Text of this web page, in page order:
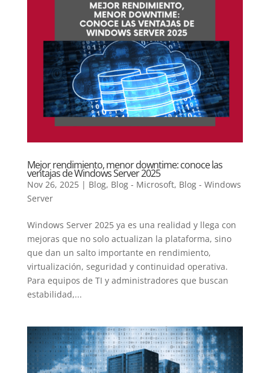
Mejor rendimiento, menor downtime: conoce las
ventajas de Windows Server 2025
Nov 26, 2025| Blog, Blog - Microsoft, Blog - Windows
Server
Windows Server 2025 ya es una realidad y llega con
mejoras que no solo actualizan la plataforma, sino
que dan un salto importante en rendimiento,
virtualización, seguridad y continuidad operativa.
Para equipos de TI y administradores que buscan
estabilidad,...